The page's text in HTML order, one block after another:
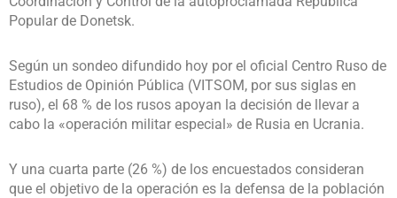
Popular de Donetsk.
Según un sondeo difundido hoy por el oficial Centro Ruso de
Estudios de Opinión Pública (VITSOM, por sus siglas en
ruso), el 68 % de los rusos apoyan la decisión de llevar a
cabo la «operación militar especial» de Rusia en Ucrania.
Y una cuarta parte (26 %) de los encuestados consideran
que el objetivo de la operación es la defensa de la población